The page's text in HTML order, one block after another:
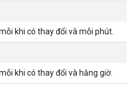
khi có thay đổi và mỗi phút.
khi có thay đổi và hằng giờ.